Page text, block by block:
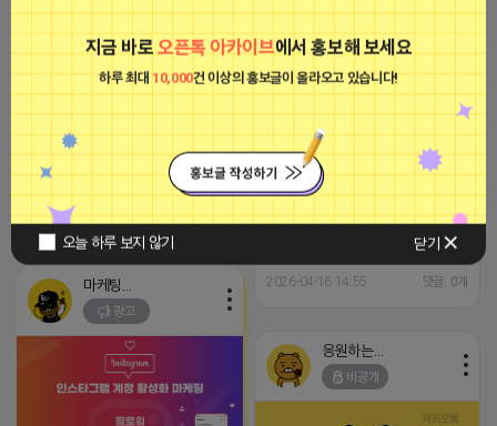
지금 바로오픈톡 아카이브에서 홍보해 보세요
하루 최대 10,000건 이상의 홍보글이 올라오고 있습니다!
오늘 하루 보지 않기 닫기
✨ 온라인 마케팅 & 리뷰 관리 전문
✔ 실구매 체험단 ✔ 가구매(빈박
스) 진행 ✔ 영수증 리뷰 관리 ✔ 블
로그 리뷰 & 배포 ✔ 쿠팡 슬롯 작업
✔ 리워드 트래픽 ✔ 맘카페 자연 침
투 ✔ 당근마켓 후기 / 소식 관리 ✔
당근마켓 단골맺기 · 소식하트 ✔ 당
2026-04-16 14:55 댓글: 0개
-장소불문, 약정없는 고정공인IP가
삽입된 365일 24시간 임대형 컴퓨
터 서비스
2023-09-05 19:01:58
광고
응원하는 튜브
비공개